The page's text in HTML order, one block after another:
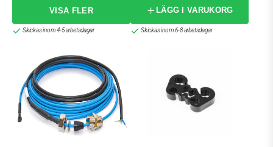
Skickas inom 4-5 arbetsdagar
LÄGG I VARUKORG
Skickas inom 6-8 arbetsdagar